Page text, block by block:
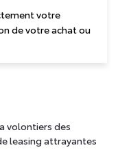
votre
de votre achat ou
volontiers des
leasing attrayantes